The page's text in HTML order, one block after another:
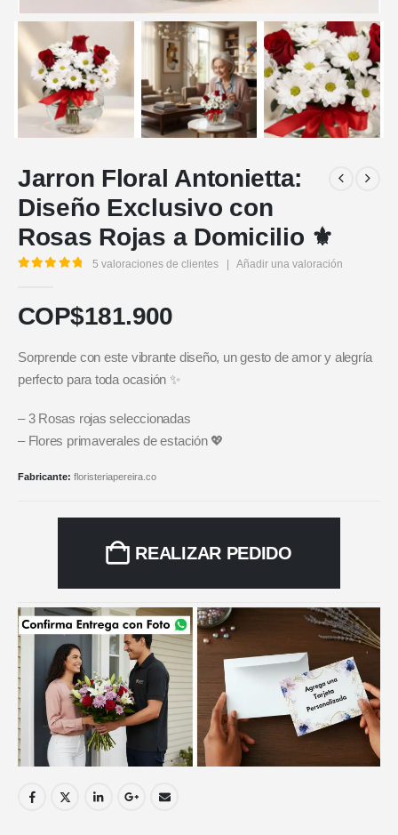
Jarron Floral Antonietta:
Diseño Exclusivo con
Rosas Rojas a Domicilio ⚜️
5 valoraciones de clientes Añadir una valoración
COP$181.900
Sorprende con este vibrante diseño, un gesto de amor y alegría
perfecto para toda ocasión ✨
– 3 Rosas rojas seleccionadas
– Flores primaverales de estación 💖
Fabricante: floristeriapereira.co
REALIZAR PEDIDO